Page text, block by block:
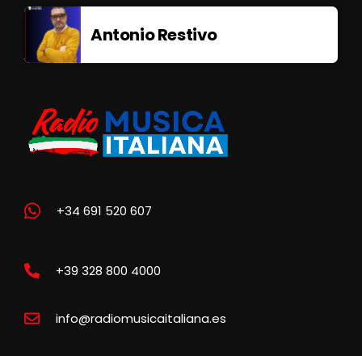
Antonio Restivo
+34 691 520 607
+39 328 800 4000
info@radiomusicaitaliana.es